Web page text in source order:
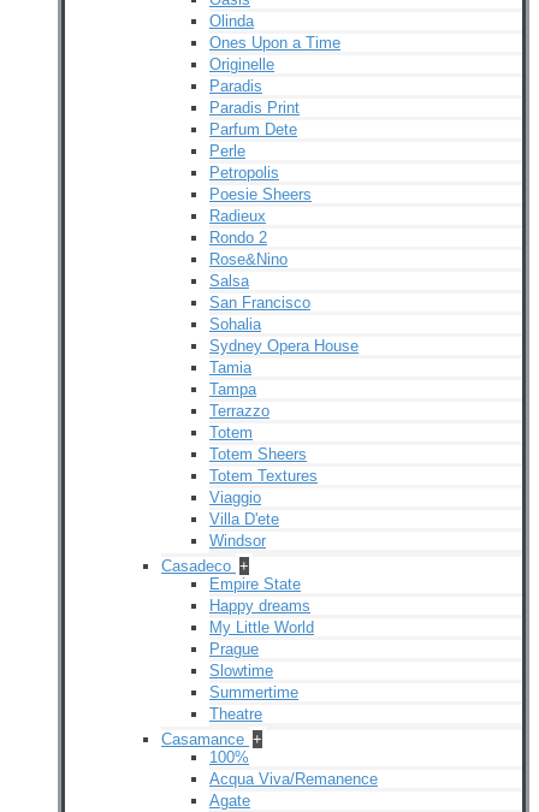
Olinda
Ones Upon a Time
Originelle
Paradis
Paradis Print
Parfum Dete
Perle
Petropolis
Poesie Sheers
Radieux
Rondo 2
Rose&Nino
Salsa
San Francisco
Sohalia
Sydney Opera House
Tamia
Tampa
Terrazzo
Totem
Totem Sheers
Totem Textures
Viaggio
Villa D'ete
Windsor
Casadeco +
Empire State
Happy dreams
My Little World
Prague
Slowtime
Summertime
Theatre
Casamance +
100%
Acqua Viva/Remanence
Agate